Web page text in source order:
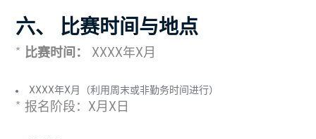
六、 比赛时间与地点
* 比赛时间： XXXX年X月
XXXX年X月（利用周末或非勤务时间进行）
* 报名阶段：X月X日